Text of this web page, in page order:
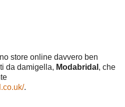
store online davvero ben
da damigella, Modabridal , che
.